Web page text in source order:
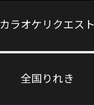
カラオケリクエスト
全国りれき